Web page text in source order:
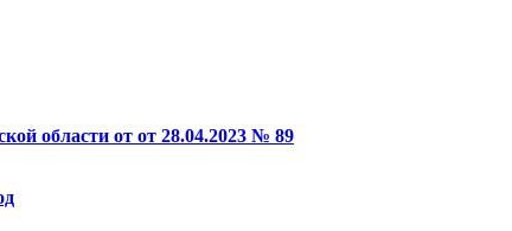
области от от 28.04.2023 № 89